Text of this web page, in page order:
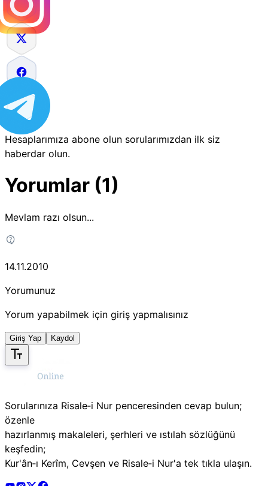
Hesaplarımıza abone olun sorularımızdan ilk siz
haberdar olun.
Yorumlar (1)
Mevlam razı olsun...
14.11.2010
Yorumunuz
Yorum yapabilmek için giriş yapmalısınız
Giriş Yap Kaydol
Sorularınıza Risale‑i Nur penceresinden cevap bulun;
özenle
hazırlanmış makaleleri, şerhleri ve ıstılah sözlüğünü
keşfedin;
Kur'ân‑ı Kerîm, Cevşen ve Risale‑i Nur'a tek tıkla ulaşın.